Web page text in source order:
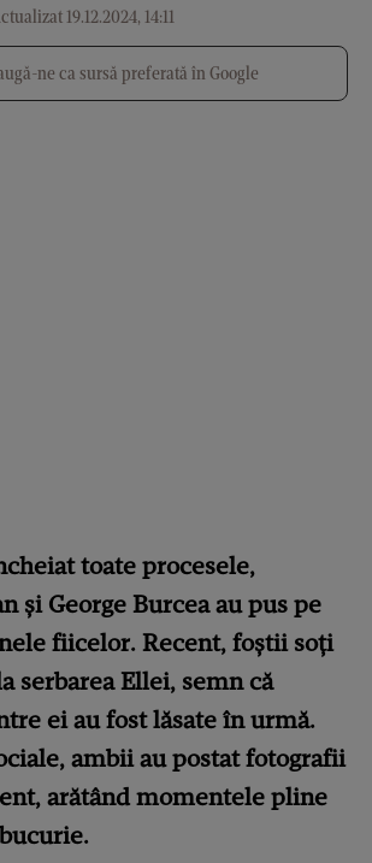
19.12.2024, 14:11
ne ca sursă preferată în Google
toate procesele,
și George Burcea au pus pe
fiicelor. Recent, foștii soți
serbarea Ellei, semn că
ei au fost lăsate în urmă.
ambii au postat fotografii
arătând momentele pline